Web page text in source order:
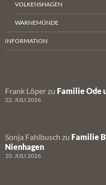
VOLKENSHAGEN
WARNEMÜNDE
INFORMATION
Frank Löper zu Familie Ode
22. JULI 2026
Sonja Fahlbusch zu Familie
Nienhagen
10. JULI 2026